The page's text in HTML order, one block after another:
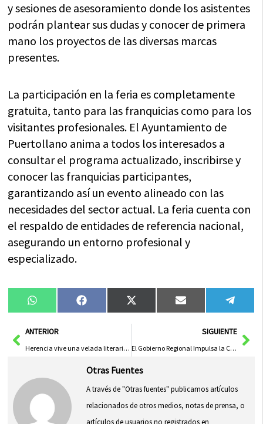
y sesiones de asesoramiento donde los asistentes
podrán plantear sus dudas y conocer de primera
mano los proyectos de las diversas marcas
presentes.
La participación en la feria es completamente
gratuita, tanto para las franquicias como para los
visitantes profesionales. El Ayuntamiento de
Puertollano anima a todos los interesados a
consultar el programa actualizado, inscribirse y
conocer las franquicias participantes,
garantizando así un evento alineado con las
necesidades del sector actual. La feria cuenta con
el respaldo de entidades de referencia nacional,
asegurando un entorno profesional y
especializado.
Compartir
en
WhatsAppCompartir
en
FacebookCompartir
en
X
(Twitter)
Compartir
en
Email
en
AntANTERIOR
Herencia vive una velada literaria “de piel” con los finalistas del Premio Quijote Inmortal
SIGUIENTE
El Gobierno Regional Impulsa la Convivencia Escolar con Jornadas de Cultura de Paz y Buenas Prácticas Educativas
Otras Fuentes
A través de "Otras fuentes" publicamos artículos
relacionados de otros medios, notas de prensa, o
artículos de usuarios no registrados en